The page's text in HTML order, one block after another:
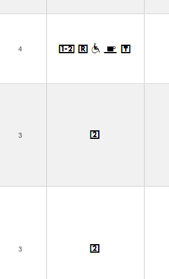
4
3
3